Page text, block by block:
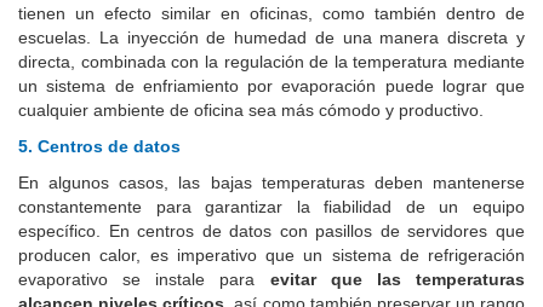
tienen un efecto similar en oficinas, como también dentro de
escuelas. La inyección de humedad de una manera discreta y
directa, combinada con la regulación de la temperatura mediante
un sistema de enfriamiento por evaporación puede lograr que
cualquier ambiente de oficina sea más cómodo y productivo.
5. Centros de datos
En algunos casos, las bajas temperaturas deben mantenerse
constantemente para garantizar la fiabilidad de un equipo
específico. En centros de datos con pasillos de servidores que
producen calor, es imperativo que un sistema de refrigeración
evaporativo se instale para evitar que las temperaturas